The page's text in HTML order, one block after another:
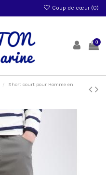
Coup de cœur (0)
0
Short court pour Homme en